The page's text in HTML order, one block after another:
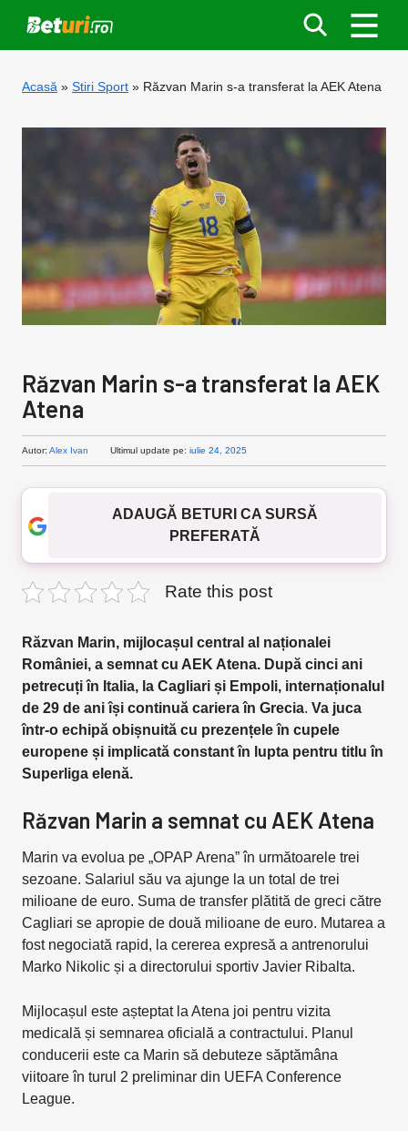
Acasă Stiri Sport Răzvan Marin s-a transferat la AEK Atena
Răzvan Marin s-a transferat la AEK
Atena
Autor: Alex Ivan Ultimul update pe: iulie 24, 2025
ADAUGĂ BETURI CA SURSĂ
PREFERATĂ
Rate this post
Răzvan Marin, mijlocașul central al naționalei
României, a semnat cu AEK Atena. După cinci ani
petrecuți în Italia, la Cagliari și Empoli, internaționalul
de 29 de ani își continuă cariera în Grecia. Va juca
într-o echipă obișnuită cu prezențele în cupele
europene și implicată constant în lupta pentru titlu în
Superliga elenă.
Răzvan Marin a semnat cu AEK Atena
Marin va evolua pe „OPAP Arena” în următoarele trei
sezoane. Salariul său va ajunge la un total de trei
milioane de euro. Suma de transfer plătită de greci către
Cagliari se apropie de două milioane de euro. Mutarea a
fost negociată rapid, la cererea expresă a antrenorului
Marko Nikolic și a directorului sportiv Javier Ribalta.
Mijlocașul este așteptat la Atena joi pentru vizita
medicală și semnarea oficială a contractului. Planul
conducerii este ca Marin să debuteze săptămâna
viitoare în turul 2 preliminar din UEFA Conference
League.